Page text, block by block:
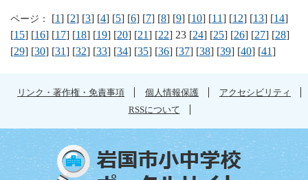
ページ： [1] [2] [3] [4] [5] [6] [7] [8] [9] [10] [11] [12] [13] [14]
[15] [16] [17] [18] [19] [20] [21] [22] 23 [24] [25] [26] [27] [28]
[29] [30] [31] [32] [33] [34] [35] [36] [37] [38] [39] [40] [41]
リンク・著作権・免責事項 個人情報保護
アクセシビリティ
RSSについて